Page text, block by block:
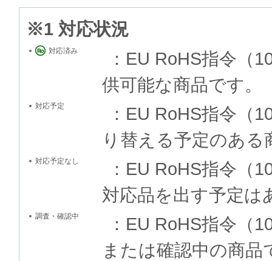
※1 対応状況
対応済み
：EU RoHS指令（
供可能な商品です。
対応予定
：EU RoHS指令（
り替える予定のある
対応予定なし
：EU RoHS指令（
対応品を出す予定は
調査・確認中
：EU RoHS指令（
または確認中の商品